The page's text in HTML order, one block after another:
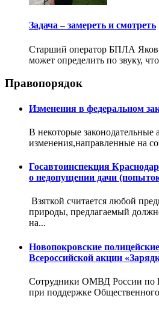
Задача – замереть и смотреть
Старший оператор БПЛА Яков
может определить по звуку,
Правопорядок
Изменения в федеральном
В некоторые
изменения,направленные на
Госавтоинспекция
о недопущении дачи
Взяткой считается любой
природы, предлагаемый
на...
Новопокровские
Всероссийской акции
Сотрудники ОМВД России по
при поддержке